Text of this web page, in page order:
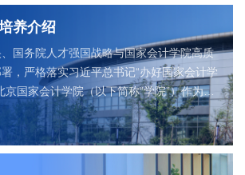
养介绍
国务院人才强国战略与国家会计学院高质
，严格落实习近平总书记“办好国家会计学
京国家会计学院（以下简称“学院”）作为财
人才培养主阵地，始终锚定国家重大战略与
首都区位优势，深耕高端财经人才培育主
，学院办学成效显著，累计培育各类财经
培养高层次财经人才7385人。学院办学层级